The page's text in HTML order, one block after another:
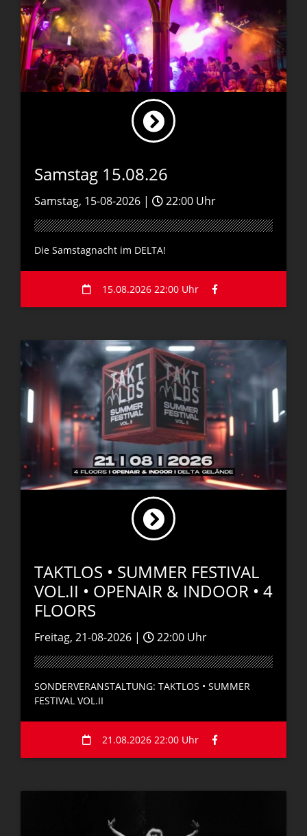
Samstag 15.08.26
Samstag, 15-08-2026 | 22:00 Uhr
Die Samstagnacht im DELTA!
15.08.2026 22:00 Uhr
TAKTLOS • SUMMER FESTIVAL
VOL.II • OPENAIR & INDOOR • 4
FLOORS
Freitag, 21-08-2026 | 22:00 Uhr
SONDERVERANSTALTUNG: TAKTLOS • SUMMER
FESTIVAL VOL.II
21.08.2026 22:00 Uhr